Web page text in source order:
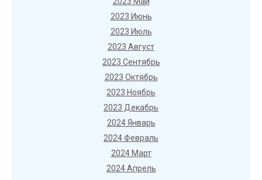
2023 Июнь
2023 Июль
2023 Август
2023 Сентябрь
2023 Октябрь
2023 Ноябрь
2023 Декабрь
2024 Январь
2024 Февраль
2024 Март
2024 Апрель